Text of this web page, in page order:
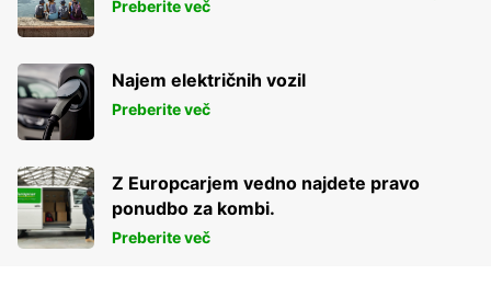
TROLLHATTAN - SWEDEN
Preberite več
Najem električnih vozil
Preberite več
Z Europcarjem vedno najdete pravo
ponudbo za kombi.
Preberite več